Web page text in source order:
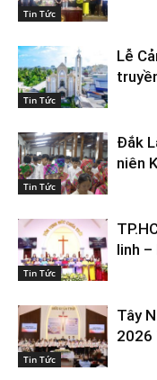
Tin Tức
Tin Tức
Lễ
Tin Tức
Đắk
niên
Tin Tức
linh –
Tin Tức
Tây
2026